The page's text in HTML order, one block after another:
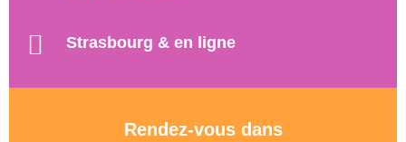
Strasbourg & en ligne
Rendez-vous dans